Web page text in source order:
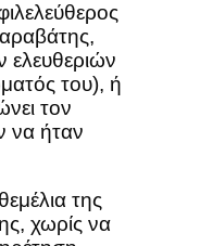
ελευθεριών
του), ή
τον
να ήταν
της
χωρίς να